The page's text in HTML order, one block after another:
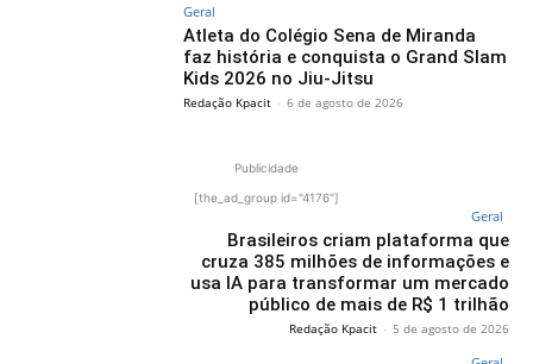
Geral
Atleta do Colégio Sena de Miranda
faz história e conquista o Grand Slam
Kids 2026 no Jiu-Jitsu
Redação Kpacit - 6 de agosto de 2026
Publicidade
[the_ad_group id="4176"]
Geral
Brasileiros criam plataforma que
cruza 385 milhões de informações e
usa IA para transformar um mercado
público de mais de R$ 1 trilhão
Redação Kpacit - 5 de agosto de 2026